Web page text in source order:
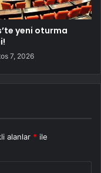
yeni oturma
7, 2026
alanlar * ile